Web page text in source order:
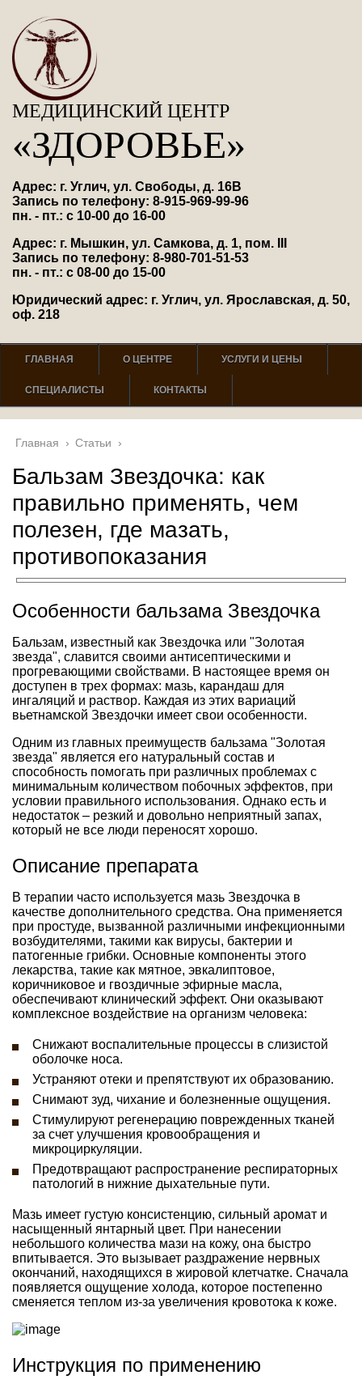
МЕДИЦИНСКИЙ ЦЕНТР
«ЗДОРОВЬЕ»
Адрес: г. Углич, ул. Свободы, д. 16В
Запись по телефону: 8-915-969-99-96
пн. - пт.: с 10-00 до 16-00
Адрес: г. Мышкин, ул. Самкова, д. 1, пом. III
Запись по телефону: 8-980-701-51-53
пн. - пт.: с 08-00 до 15-00
Юридический адрес: г. Углич, ул. Ярославская, д. 50,
оф. 218
ГЛАВНАЯ О ЦЕНТРЕ УСЛУГИ И ЦЕНЫ
СПЕЦИАЛИСТЫ КОНТАКТЫ
Главная › Статьи ›
Бальзам Звездочка: как
правильно применять, чем
полезен, где мазать,
противопоказания
Особенности бальзама Звездочка
Бальзам, известный как Звездочка или "Золотая
звезда", славится своими антисептическими и
прогревающими свойствами. В настоящее время он
доступен в трех формах: мазь, карандаш для
ингаляций и раствор. Каждая из этих вариаций
вьетнамской Звездочки имеет свои особенности.
Одним из главных преимуществ бальзама "Золотая
звезда" является его натуральный состав и
способность помогать при различных проблемах с
минимальным количеством побочных эффектов, при
условии правильного использования. Однако есть и
недостаток – резкий и довольно неприятный запах,
который не все люди переносят хорошо.
Описание препарата
В терапии часто используется мазь Звездочка в
качестве дополнительного средства. Она применяется
при простуде, вызванной различными инфекционными
возбудителями, такими как вирусы, бактерии и
патогенные грибки. Основные компоненты этого
лекарства, такие как мятное, эвкалиптовое,
коричниковое и гвоздичные эфирные масла,
обеспечивают клинический эффект. Они оказывают
комплексное воздействие на организм человека:
Снижают воспалительные процессы в слизистой
оболочке носа.
Устраняют отеки и препятствуют их образованию.
Снимают зуд, чихание и болезненные ощущения.
Стимулируют регенерацию поврежденных тканей
за счет улучшения кровообращения и
микроциркуляции.
Предотвращают распространение респираторных
патологий в нижние дыхательные пути.
Мазь имеет густую консистенцию, сильный аромат и
насыщенный янтарный цвет. При нанесении
небольшого количества мази на кожу, она быстро
впитывается. Это вызывает раздражение нервных
окончаний, находящихся в жировой клетчатке. Сначала
появляется ощущение холода, которое постепенно
сменяется теплом из-за увеличения кровотока к коже.
Инструкция по применению